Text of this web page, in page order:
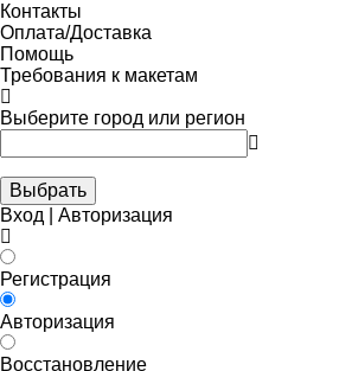
Контакты
Оплата/Доставка
Помощь
Требования к макетам
Выберите город или регион
Выбрать
Вход | Авторизация
Регистрация
Авторизация
Восстановление